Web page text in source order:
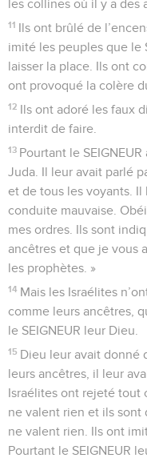
les collines où il y a des
11 Ils ont brûlé de
imité les peuples que le
laisser la place. Ils ont
ont provoqué la colère
12 Ils ont adoré les faux
interdit de faire.
13 Pourtant le
Juda. Il leur avait parlé
et de tous les voyants.
conduite mauvaise.
mes ordres. Ils sont
ancêtres et que je vous
les prophètes. »
14 Mais les Israélites
comme leurs ancêtres,
le SEIGNEUR leur Dieu.
15 Dieu leur avait donné
leurs ancêtres, il leur
Israélites ont rejeté tout
ne valent rien et ils sont
ne valent rien. Ils ont
Pourtant le SEIGNEUR